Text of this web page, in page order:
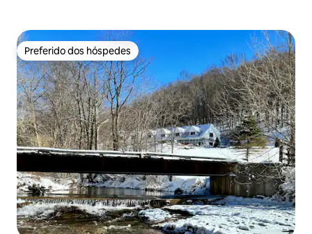
Preferido dos hóspedes
Preferido dos hóspedes